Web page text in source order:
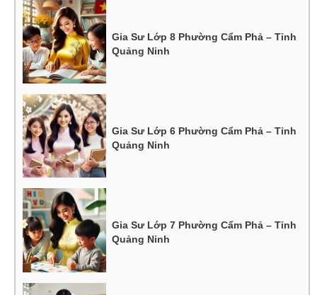
Gia Sư Lớp 8 Phường Cẩm Phả – Tỉnh
Quảng Ninh
Gia Sư Lớp 6 Phường Cẩm Phả – Tỉnh
Quảng Ninh
Gia Sư Lớp 7 Phường Cẩm Phả – Tỉnh
Quảng Ninh